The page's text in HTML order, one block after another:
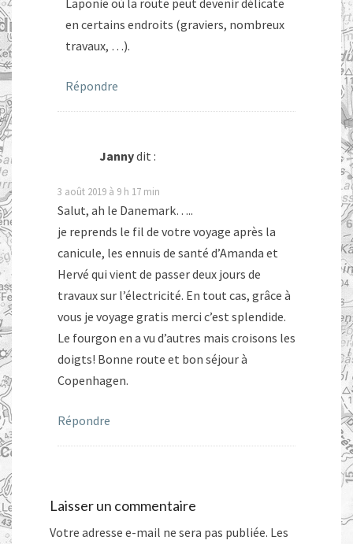
en certains endroits (graviers, nombreux
travaux, …).
Répondre
Jannydit :
3 août 2019 à 9 h 17 min
Salut, ah le Danemark…..
je reprends le fil de votre voyage après la
canicule, les ennuis de santé d’Amanda et
Hervé qui vient de passer deux jours de
travaux sur l’électricité. En tout cas, grâce à
vous je voyage gratis merci c’est splendide.
Le fourgon en a vu d’autres mais croisons les
doigts! Bonne route et bon séjour à
Copenhagen.
Répondre
Laisser un commentaire
Votre adresse e-mail ne sera pas publiée. Les